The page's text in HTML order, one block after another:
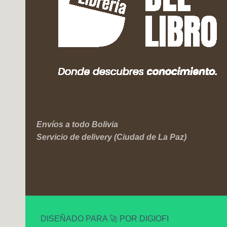
Envíos a todo Bolivia
Servicio de delivery (Ciudad de La Paz)
DISEÑADO PARA 🚀 POR DIGIOFI